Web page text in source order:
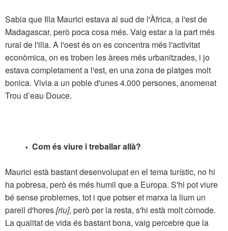
Sabia que Illa Maurici estava al sud de l'Àfrica, a l'est de
Madagascar, però poca cosa més. Vaig estar a la part més
rural de l'illa. A l'oest és on es concentra més l'activitat
econòmica, on es troben les àrees més urbanitzades, i jo
estava completament a l'est, en una zona de platges molt
bonica. Vivia a un poble d'unes 4.000 persones, anomenat
Trou d’eau Douce.
• Com és viure i treballar allà?
Maurici està bastant desenvolupat en el tema turístic, no hi
ha pobresa, però és més humil que a Europa. S'hi pot viure
bé sense problemes, tot i que potser et marxa la llum un
parell d'hores[riu], però per la resta, s'hi està molt còmode.
La qualitat de vida és bastant bona, vaig percebre que la